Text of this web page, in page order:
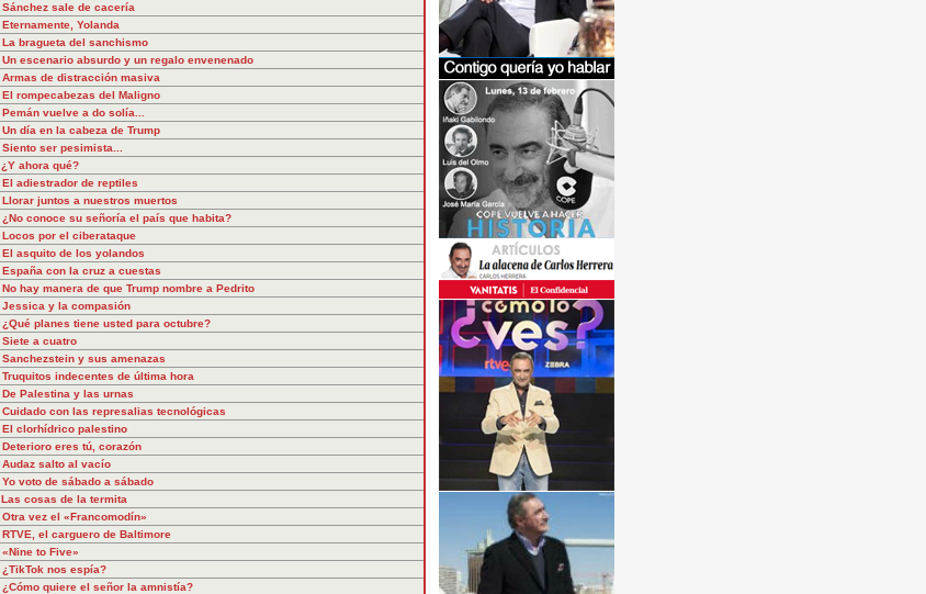
Sánchez sale de cacería
Eternamente, Yolanda
La bragueta del sanchismo
Un escenario absurdo y un regalo envenenado
Armas de distracción masiva
El rompecabezas del Maligno
Pemán vuelve a do solía...
Un día en la cabeza de Trump
Siento ser pesimista...
¿Y ahora qué?
El adiestrador de reptiles
Llorar juntos a nuestros muertos
¿No conoce su señoría el país que habita?
Locos por el ciberataque
El asquito de los yolandos
España con la cruz a cuestas
No hay manera de que Trump nombre a Pedrito
Jessica y la compasión
¿Qué planes tiene usted para octubre?
Siete a cuatro
Sanchezstein y sus amenazas
Truquitos indecentes de última hora
De Palestina y las urnas
Cuidado con las represalias tecnológicas
El clorhídrico palestino
Deterioro eres tú, corazón
Audaz salto al vacío
Yo voto de sábado a sábado
Las cosas de la termita
Otra vez el «Francomodín»
RTVE, el carguero de Baltimore
«Nine to Five»
¿TikTok nos espía?
¿Cómo quiere el señor la amnistía?